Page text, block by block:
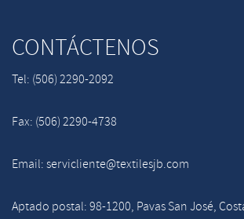
CONTÁCTENOS
Tel: (506) 2290-2092
Fax: (506) 2290-4738
Email: servicliente@textilesjb.com
Aptado postal: 98-1200, Pavas San José,